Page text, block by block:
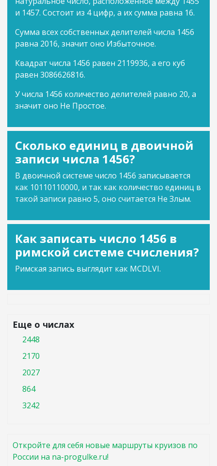
и 1457. Состоит из 4 цифр, а их сумма равна 16.
Сумма всех собственных делителей числа 1456
равна 2016, значит оно Избыточное.
Квадрат числа 1456 равен 2119936, а его куб
равен 3086626816.
У числа 1456 количество делителей равно 20, а
значит оно Не Простое.
Сколько единиц в двоичной
записи числа 1456?
В двоичной системе число 1456 записывается
как 10110110000, и так как количество единиц в
такой записи равно 5, оно считается Не Злым.
Как записать число 1456 в
римской системе счисления?
Римская запись выглядит как MCDLVI.
Еще о числах
2448
2170
2027
864
3242
Откройте для себя новые маршруты круизов по
России на na-progulke.ru!